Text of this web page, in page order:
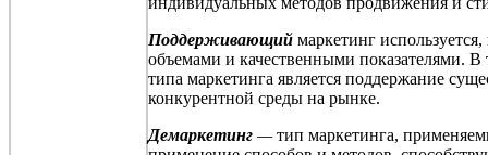
Поддерживающий маркетинг
объемами и качественными показателями. В
типа маркетинга является поддержание
конкурентной среды на рынке.
Демаркетинг —тип маркетинга,